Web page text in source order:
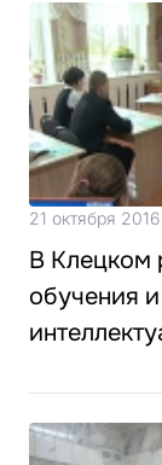
21 октября
В Клецком
обучения